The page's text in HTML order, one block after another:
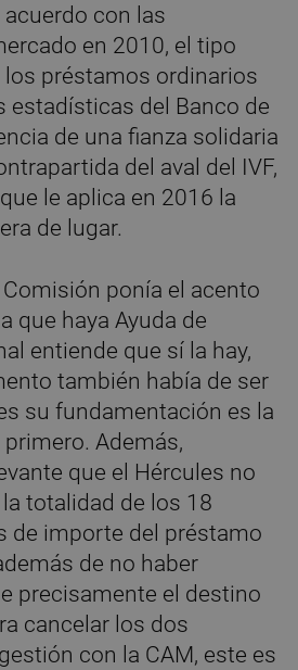
con las
en 2010, el tipo
préstamos ordinarios
estadísticas del Banco de
de una fianza solidaria
del aval del IVF,
le aplica en 2016 la
de lugar.
ponía el acento
que haya Ayuda de
entiende que sí la hay,
también había de ser
su fundamentación es la
Además,
que el Hércules no
totalidad de los 18
de importe del préstamo
de no haber
precisamente el destino
cancelar los dos
con la CAM, este es